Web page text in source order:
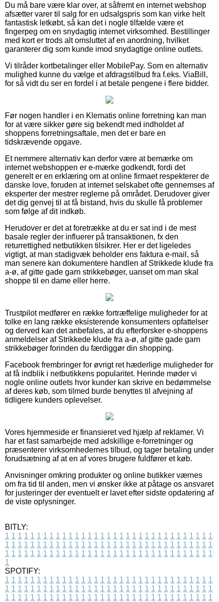
Du må bare være klar over, at såfremt en internet webshop
afsætter varer til salg for en udsalgspris som kan virke helt
fantastisk letkøbt, så kan det i nogle tilfælde være et
fingerpeg om en snydagtig internet virksomhed. Bestillinger
med kort er trods alt omsluttet af en anordning, hvilket
garanterer dig som kunde imod snydagtige online outlets.
Vi tilråder kortbetalinger eller MobilePay. Som en alternativ
mulighed kunne du vælge et afdragstilbud fra f.eks. ViaBill,
for så vidt du ser en fordel i at betale pengene i flere bidder.
Før nogen handler i en Klematis online forretning kan man
for at være sikker gøre sig bekendt med indholdet af
shoppens forretningsaftale, men det er bare en
tidskrævende opgave.
Et nemmere alternativ kan derfor være at bemærke om
internet webshoppen er e-mærke godkendt, fordi det
generelt er en erklæring om at online firmaet respekterer de
danske love, foruden at internet selskabet ofte gennemses af
eksperter der mestrer reglerne på området. Derudover giver
det dig genvej til at få bistand, hvis du skulle få problemer
som følge af dit indkøb.
Herudover er det at foretrække at du er sat ind i de mest
basale regler der influerer på transaktionen, fx den
returrettighed netbutikken tilsikrer. Her er det ligeledes
vigtigt, at man stadigvæk beholder ens faktura e-mail, så
man senere kan dokumentere handlen af Strikkede klude fra
a-ø, af gitte gade garn strikkebøger, uanset om man skal
shoppe til en dame eller herre.
Trustpilot medfører en række fortræffelige muligheder for at
tolke en lang række eksisterende konsumenters opfattelser
og derved kan det anbefales, at du efterforsker e-shoppens
anmeldelser af Strikkede klude fra a-ø, af gitte gade garn
strikkebøger forinden du færdiggør din shopping.
Facebook frembringer for øvrigt ret hæderlige muligheder for
at få indblik i netbutikkens popularitet. Herinde møder vi
nogle online outlets hvor kunder kan skrive en bedømmelse
af deres køb, som tilmed burde benyttes til afvejning af
tidligere kunders oplevelser.
Vores hjemmeside er finansieret ved hjælp af reklamer. Vi
har et fast samarbejde med adskillige e-forretninger og
præsenterer virksomhedernes tilbud, og tager betaling under
forudsætning af at en af vores brugere fuldfører et køb.
Anvisninger omkring produkter og online butikker værnes
om fra tid til anden, men vi ønsker ikke at påtage os ansvaret
for justeringer der eventuelt er lavet efter sidste opdatering af
de viste oplysninger.
BITLY:
1 1 1 1 1 1 1 1 1 1 1 1 1 1 1 1 1 1 1 1 1 1 1 1 1 1 1 1 1 1 1 1 1
1 1 1 1 1 1 1 1 1 1 1 1 1 1 1 1 1 1 1 1 1 1 1 1 1 1 1 1 1 1 1 1 1
1 1 1 1 1 1 1 1 1 1 1 1 1 1 1 1 1 1 1 1 1 1 1 1 1 1 1 1 1 1 1 1 1
1
SPOTIFY:
1 1 1 1 1 1 1 1 1 1 1 1 1 1 1 1 1 1 1 1 1 1 1 1 1 1 1 1 1 1 1 1 1
1 1 1 1 1 1 1 1 1 1 1 1 1 1 1 1 1 1 1 1 1 1 1 1 1 1 1 1 1 1 1 1 1
1 1 1 1 1 1 1 1 1 1 1 1 1 1 1 1 1 1 1 1 1 1 1 1 1 1 1 1 1 1 1 1 1